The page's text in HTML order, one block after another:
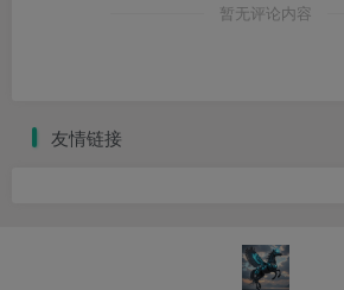
暂无评论内容
友情链接